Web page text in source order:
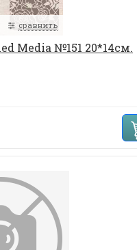
сравнить
Media №151 20*14см.